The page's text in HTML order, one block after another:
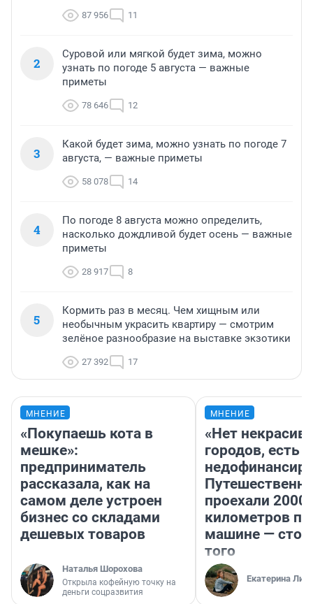
87 956 11
2
Суровой или мягкой будет зима, можно
узнать по погоде 5 августа — важные
приметы
78 646 12
3
Какой будет зима, можно узнать по погоде 7
августа, — важные приметы
58 078 14
4
По погоде 8 августа можно определить,
насколько дождливой будет осень — важные
приметы
28 917 8
5
Кормить раз в месяц. Чем хищным или
необычным украсить квартиру — смотрим
зелёное разнообразие на выставке экзотики
27 392 17
МНЕНИЕ
«Покупаешь кота в
мешке»:
предприниматель
рассказала, как на
самом деле устроен
бизнес со складами
дешевых товаров
Наталья Шорохова
Открыла кофейную точку на
деньги соцразвития
МНЕНИЕ
«Нет
городов, есть
проехали 2000
километров по
машине —
того
Екатерина